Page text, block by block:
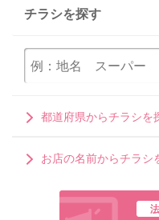
チラシを探す
都道府県からチラシを
お店の名前からチラシ